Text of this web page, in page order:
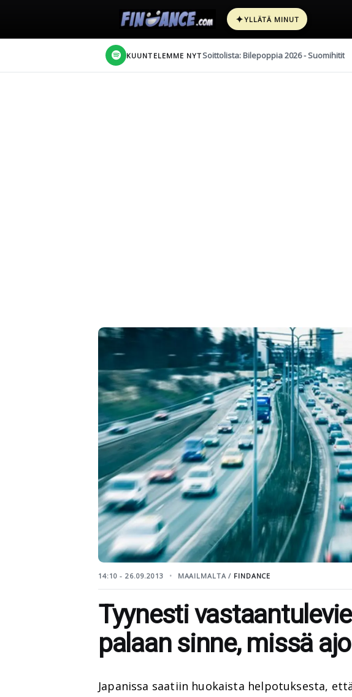
✦YLLÄTÄ MINUT
KUUNTELEMME NYT Soittolista: Bilepoppia 2026 - Suomihitit
14:10 - 26.09.2013 MAAILMALTA / FINDANCE
Tyynesti
palaan sinne, missä
Japanissa saatiin huokaista helpotuksesta,